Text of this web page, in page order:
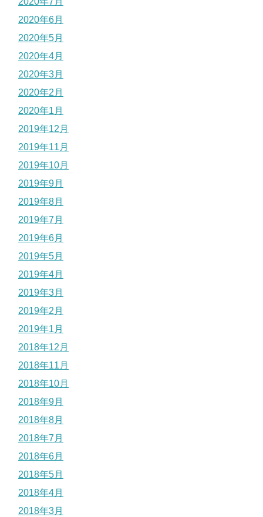
2020年6月
2020年5月
2020年4月
2020年3月
2020年2月
2020年1月
2019年12月
2019年11月
2019年10月
2019年9月
2019年8月
2019年7月
2019年6月
2019年5月
2019年4月
2019年3月
2019年2月
2019年1月
2018年12月
2018年11月
2018年10月
2018年9月
2018年8月
2018年7月
2018年6月
2018年5月
2018年4月
2018年3月